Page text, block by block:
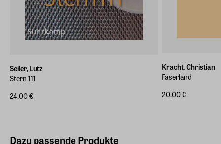
Seiler, Lutz
Stern 111
24,00 €
Kracht, Christian
Faserland
20,00 €
Dazu passende Produkte